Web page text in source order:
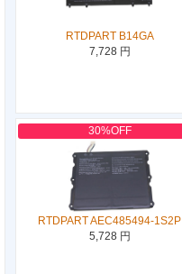
RTDPART B14GA
7,728 円
30%OFF
RTDPART AEC485494-1S2P
5,728 円